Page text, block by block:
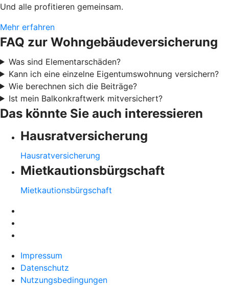
Und alle profitieren gemeinsam.
Mehr erfahren
FAQ zur Wohngebäudeversicherung
Was sind Elementarschäden?
Kann ich eine einzelne Eigentumswohnung versichern?
Wie berechnen sich die Beiträge?
Ist mein Balkonkraftwerk mitversichert?
Das könnte Sie auch interessieren
Hausratversicherung
Hausratversicherung
Mietkautionsbürgschaft
Mietkautionsbürgschaft
Impressum
Datenschutz
Nutzungsbedingungen